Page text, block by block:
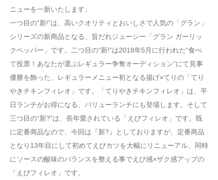
ニューを一新いたします。
一つ目の“新!”は、高いクオリティとおいしさで人気の「グラン」
シリーズの新商品となる、旨だれジューシー「グラン ガーリッ
クペッパー」です。二つ目の“新!”は2018年5月に行われた“食べ
て投票！あなたが選ぶレギュラー争奪オーディション”にて見事
優勝を飾った、レギュラーメニュー初となる揚げ×てりの「てり
やきチキンフィレオ」です。「てりやきチキンフィレオ」は、平
日ランチがお得になる、バリューランチにも登場します。そして
三つ目の“新?”は、長年愛されている「えびフィレオ」です。既
に定番商品なので、今回は『新?』としておりますが、定番商品
となり13年目にして初めてえびカツを大幅にリニューアル、同時
にソースの酸味のバランスを整える事でえび感×ザク感アップの
「えびフィレオ」です。